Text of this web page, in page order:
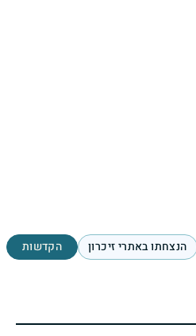
הנצחתו באתרי זיכרון הקדשות